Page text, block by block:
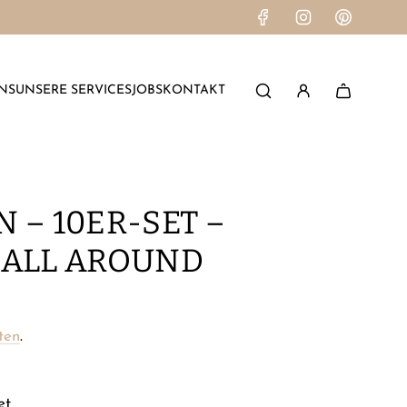
UNSERE SERVICESJOBSKONTAKT
– 10ER-SET –
AROUND
.